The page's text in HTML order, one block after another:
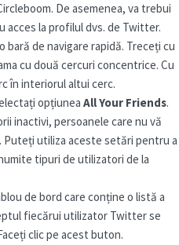
De asemenea, va trebui
acces la profilul dvs. de Twitter.
bară de navigare rapidă. Treceți cu
cu două cercuri concentrice. Cu
în interiorul altui cerc.
opțiunea All Your Friends.
inactivi, persoanele care nu vă
Puteți utiliza aceste setări pentru a
tipuri de utilizatori de la
de bord care conține o listă a
fiecărui utilizator Twitter se
clic pe acest buton.